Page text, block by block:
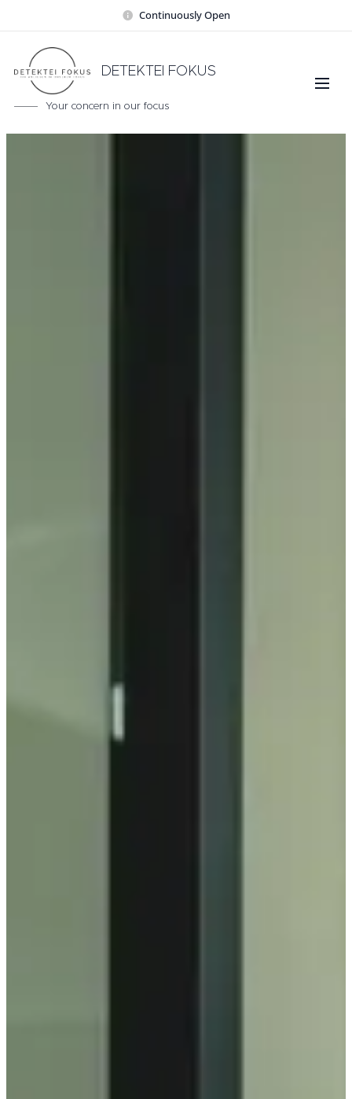
Continuously Open
DETEKTEI FOKUS
Your concern in our focus